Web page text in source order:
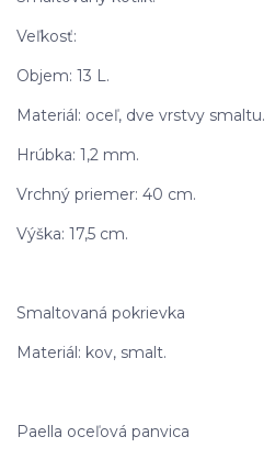
Veľkosť:
Objem: 13 L.
Materiál: oceľ, dve vrstvy smaltu.
Hrúbka: 1,2 mm.
Vrchný priemer: 40 cm.
Výška: 17,5 cm.
Smaltovaná pokrievka
Materiál: kov, smalt.
Paella oceľová panvica